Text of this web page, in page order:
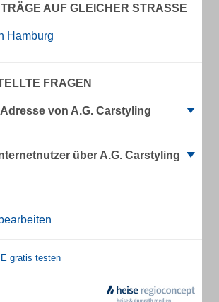
AUF GLEICHER STRASSE
Hamburg
FRAGEN
von A.G. Carstyling
über A.G. Carstyling
gratis testen